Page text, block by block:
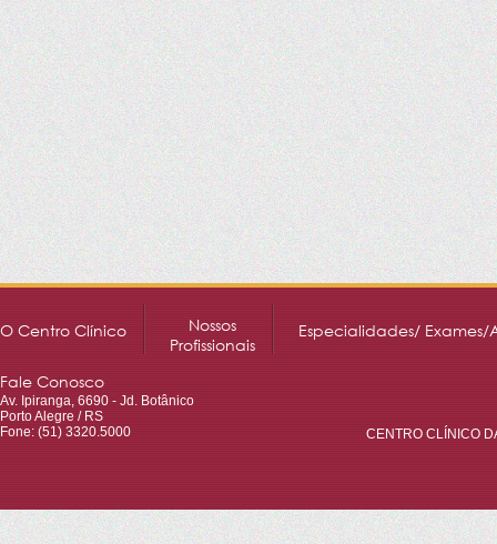
O Centro Clínico
Nossos
Profissionais
Especialidades/ Exames/
Fale Conosco
Av. Ipiranga, 6690 - Jd. Botânico
Porto Alegre / RS
Fone: (51) 3320.5000
CENTRO CLÍNICO